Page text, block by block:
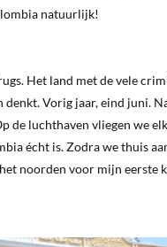
natuurlijk!
Het land met de vele
denkt. Vorig jaar, eind juni.
luchthaven vliegen we
écht is. Zodra we thuis
noorden voor mijn eerste